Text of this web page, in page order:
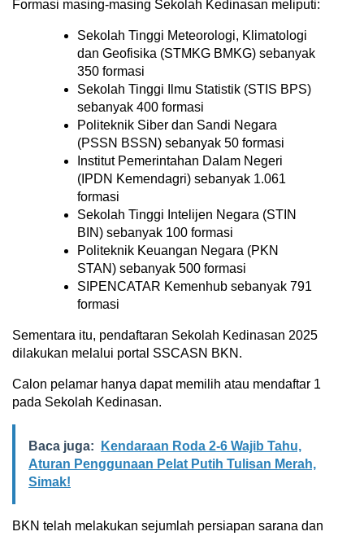
Formasi masing-masing Sekolah Kedinasan meliputi:
Sekolah Tinggi Meteorologi, Klimatologi
dan Geofisika (STMKG BMKG) sebanyak
350 formasi
Sekolah Tinggi Ilmu Statistik (STIS BPS)
sebanyak 400 formasi
Politeknik Siber dan Sandi Negara
(PSSN BSSN) sebanyak 50 formasi
Institut Pemerintahan Dalam Negeri
(IPDN Kemendagri) sebanyak 1.061
formasi
Sekolah Tinggi Intelijen Negara (STIN
BIN) sebanyak 100 formasi
Politeknik Keuangan Negara (PKN
STAN) sebanyak 500 formasi
SIPENCATAR Kemenhub sebanyak 791
formasi
Sementara itu, pendaftaran Sekolah Kedinasan 2025
dilakukan melalui portal SSCASN BKN.
Calon pelamar hanya dapat memilih atau mendaftar 1
pada Sekolah Kedinasan.
Baca juga:
Kendaraan Roda 2-6 Wajib Tahu,
Aturan Penggunaan Pelat Putih Tulisan Merah,
Simak!
BKN telah melakukan sejumlah persiapan sarana dan